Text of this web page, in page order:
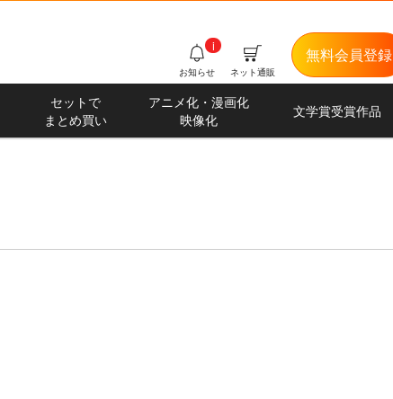
無料会員登録
ネット通販
お知らせ
i
セットで
まとめ買い
アニメ化・漫画化
映像化
文学賞受賞作品